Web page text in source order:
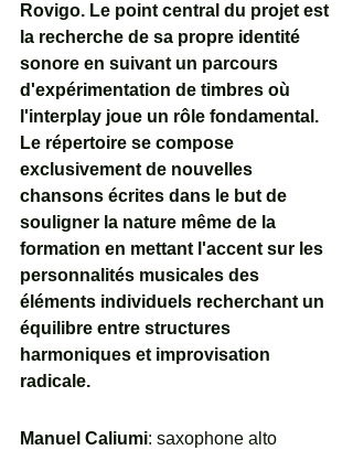
Rovigo. Le point central du projet est
la recherche de sa propre identité
sonore en suivant un parcours
d'expérimentation de timbres où
l'interplay joue un rôle fondamental.
Le répertoire se compose
exclusivement de nouvelles
chansons écrites dans le but de
souligner la nature même de la
formation en mettant l'accent sur les
personnalités musicales des
éléments individuels recherchant un
équilibre entre structures
harmoniques et improvisation
radicale.
Manuel Caliumi: saxophone alto